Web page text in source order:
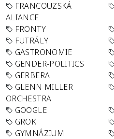
FRANCOUZSKÁ
ALIANCE
FRONTY
FUTRÁLY
GASTRONOMIE
GENDER-POLITICS
GERBERA
GLENN MILLER
ORCHESTRA
GOOGLE
GROK
GYMNÁZIUM